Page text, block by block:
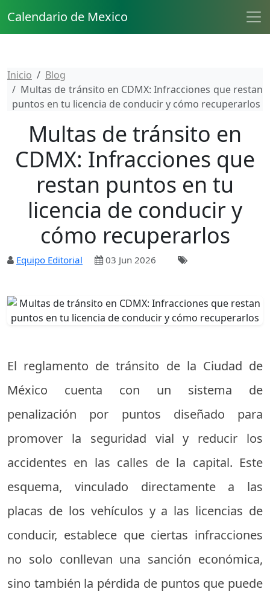
Calendario de Mexico
Inicio
Blog
Multas de tránsito en CDMX: Infracciones que restan
puntos en tu licencia de conducir y cómo recuperarlos
Multas de tránsito en
CDMX: Infracciones que
restan puntos en tu
licencia de conducir y
cómo recuperarlos
Equipo Editorial 03 Jun 2026
El reglamento de tránsito de la Ciudad de
México cuenta con un sistema de
penalización por puntos diseñado para
promover la seguridad vial y reducir los
accidentes en las calles de la capital. Este
esquema, vinculado directamente a las
placas de los vehículos y a las licencias de
conducir, establece que ciertas infracciones
no solo conllevan una sanción económica,
sino también la pérdida de puntos que puede